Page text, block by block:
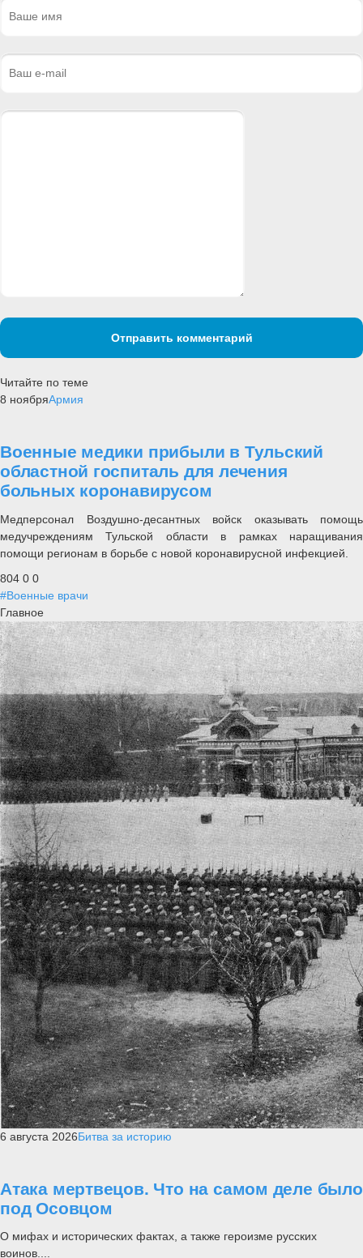
Отправить комментарий
Читайте по теме
8 ноябряАрмия
Военные медики прибыли в Тульский
областной госпиталь для лечения
больных коронавирусом
Медперсонал Воздушно-десантных войск оказывать помощь
медучреждениям Тульской области в рамках наращивания
помощи регионам в борьбе с новой коронавирусной инфекцией.
804 0 0
#Военные врачи
Главное
6 августа 2026Битва за историю
Атака мертвецов. Что на самом деле было
под Осовцом
О мифах и исторических фактах, а также героизме русских
воинов....